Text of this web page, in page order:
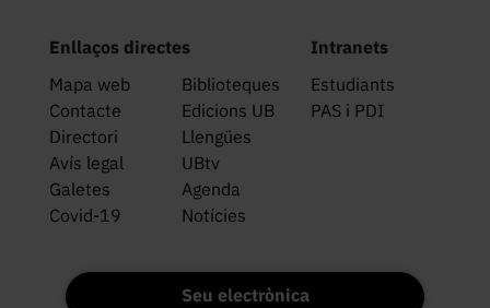
Enllaços directes
Mapa web
Biblioteques
Contacte
Edicions UB
Directori
Llengües
Avís legal
UBtv
Galetes
Agenda
Covid-19
Notícies
Intranets
Estudiants
PAS i PDI
Seu electrònica